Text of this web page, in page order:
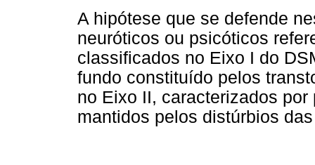
A hipótese que se defende
neuróticos ou psicóticos
classificados no Eixo I do
fundo constituído pelos
no Eixo II, caracterizados
mantidos pelos distúrbios